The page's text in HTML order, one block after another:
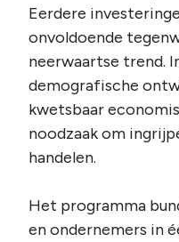
Eerdere
onvoldoende
neerwaartse trend.
demografische
kwetsbaar
noodzaak om
handelen.
Het programma
en ondernemers in